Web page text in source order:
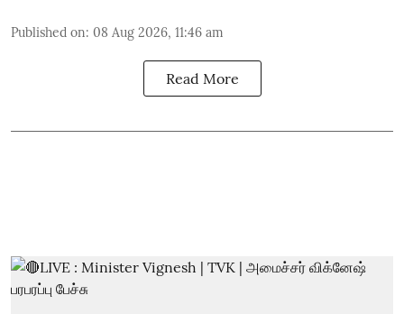
Published on: 08 Aug 2026, 11:46 am
Read More